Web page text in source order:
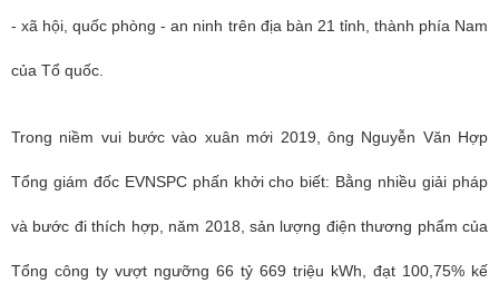
- xã hội, quốc phòng - an ninh trên địa bàn 21 tỉnh, thành phía Nam
của Tổ quốc.
Trong niềm vui bước vào xuân mới 2019, ông Nguyễn Văn Hợp
Tổng giám đốc EVNSPC phấn khởi cho biết: Bằng nhiều giải pháp
và bước đi thích hợp, năm 2018, sản lượng điện thương phẩm của
Tổng công ty vượt ngưỡng 66 tỷ 669 triệu kWh, đạt 100,75% kế